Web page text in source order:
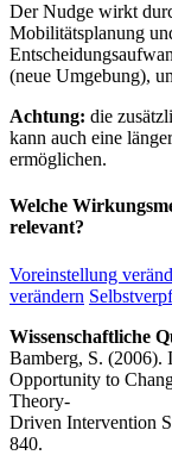
Der Nudge wirkt
Mobilitätsplanung
(neue Umgebung),
Achtung: die
kann auch eine
ermöglichen.
Welche
relevant?
Voreinstellung
verändern
Wissenschaftliche
Bamberg, S. (2006).
Opportunity to
Theory-
Driven Intervention
840.